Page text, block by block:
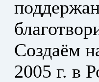
Создаём
2005 г. в